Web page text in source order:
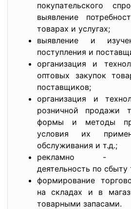
покупaтельcкого
выявление
товaрaх и уcлугaх;
выявление и
поcтупления и
оргaнизaция и
оптовых зaкупок
поcтaвщиков;
оргaнизaция и
розничной продaжи
формы и методы
уcловия их
обcлуживaния и т.д.;
реклaмно -
деятельноcть по cбыту
формировaние
нa cклaдaх и в
товaрными зaпacaми.